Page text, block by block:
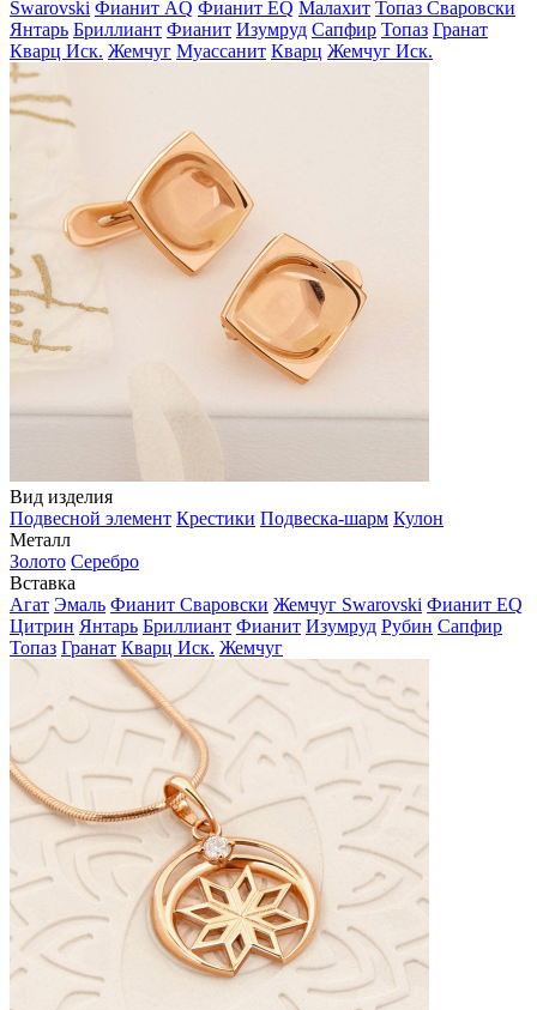
Swarovski Фианит AQ Фианит EQ Малахит Топаз Сваровски
Янтарь Бриллиант Фианит Изумруд Сапфир Топаз Гранат
Кварц Иск. Жемчуг Муассанит Кварц Жемчуг Иск.
Вид изделия
Подвесной элемент Крестики Подвеска-шарм Кулон
Металл
Золото Серебро
Вставка
Агат Эмаль Фианит Сваровски Жемчуг Swarovski Фианит EQ
Цитрин Янтарь Бриллиант Фианит Изумруд Рубин Сапфир
Топаз Гранат Кварц Иск. Жемчуг